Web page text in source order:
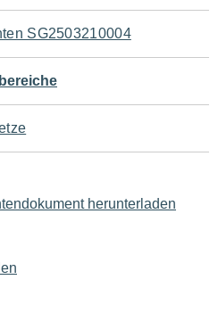
SG2503210004
herunterladen